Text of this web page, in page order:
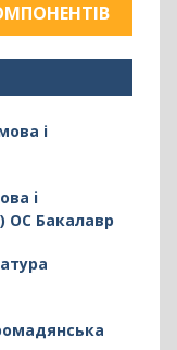
і
і
ОС Бакалавр